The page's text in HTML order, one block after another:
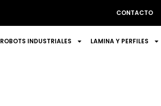
CONTACTO
ROBOTS INDUSTRIALES LAMINA Y PERFILES